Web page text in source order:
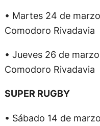
• Martes 24 de
Comodoro Rivadavia
• Jueves 26 de
Comodoro Rivadavia
SUPER RUGBY
• Sábado 14 de